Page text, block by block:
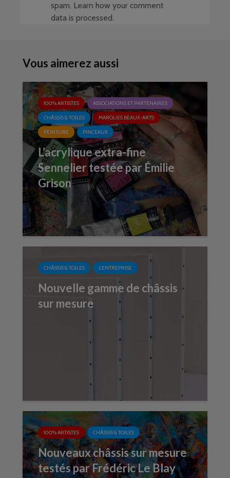
spam. Learn how your comment
data is processed.
Vous aimerez aussi
100% ARTISTES ASSOCIATIONS ET PARTENAIRES
CHÂSSIS & TOILES MARQUES BEAUX-ARTS
PEINTURE PINCEAUX
L’acrylique extra-fine
Sennelier testée par Émilie
Grison
CHÂSSIS & TOILES L'ENTREPRISE
Nouvelle gamme de châssis
sur mesure
100% ARTISTES CHÂSSIS & TOILES
Nouveaux châssis sur mesure
testés par Frédéric Le Blay